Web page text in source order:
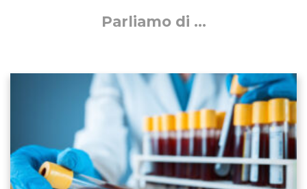
Parliamo di ...